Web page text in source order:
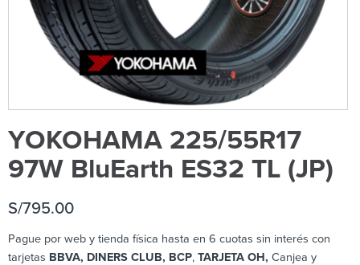
YOKOHAMA 225/55R17
97W BluEarth ES32 TL (JP)
S/795.00
Pague por web y tienda física hasta en 6 cuotas sin interés con
tarjetas BBVA, DINERS CLUB, BCP, TARJETA OH, Canjea y